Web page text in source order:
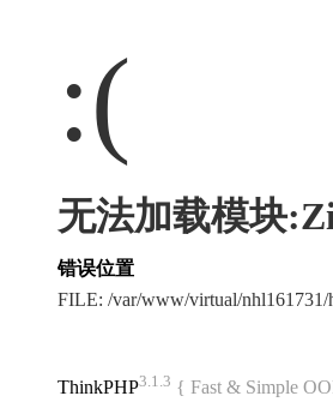
:(
无法加载模块
错误位置
FILE: /var/www/virtual/
ThinkPHP3.1.3 { Fast & Simple